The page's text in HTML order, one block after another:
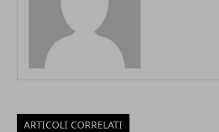
ARTICOLI CORRELATI